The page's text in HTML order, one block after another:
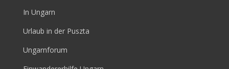
In Ungarn
Urlaub in der Puszta
Ungarnforum